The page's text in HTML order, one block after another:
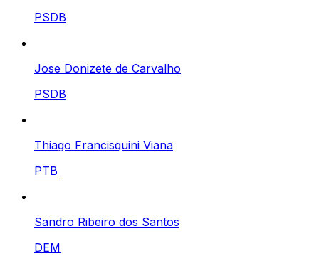
PSDB
Jose Donizete de Carvalho
PSDB
Thiago Francisquini Viana
PTB
Sandro Ribeiro dos Santos
DEM